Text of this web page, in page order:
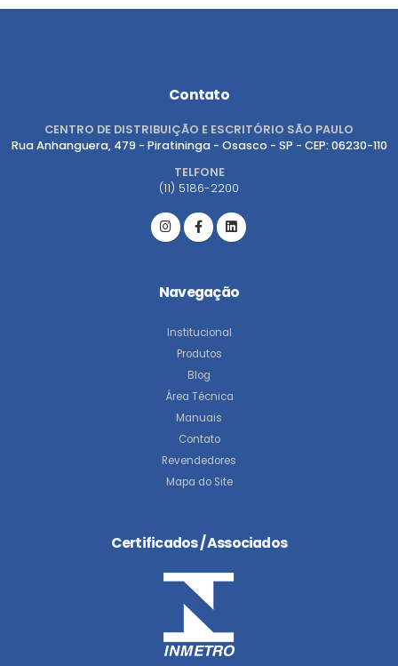
Contato
CENTRO DE DISTRIBUIÇÃO E ESCRITÓRIO SÃO PAULO
Rua Anhanguera, 479 - Piratininga - Osasco - SP - CEP: 06230-110
TELFONE
(11) 5186-2200
Navegação
Institucional
Produtos
Blog
Área Técnica
Manuais
Contato
Revendedores
Mapa do Site
Certificados / Associados